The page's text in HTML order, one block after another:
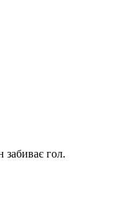
забиває гол.